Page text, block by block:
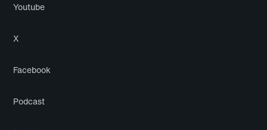
Youtube
X
Facebook
Podcast